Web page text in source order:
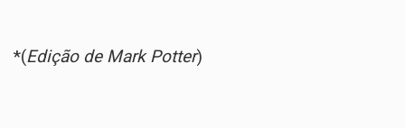
*(Edição de Mark Potter)